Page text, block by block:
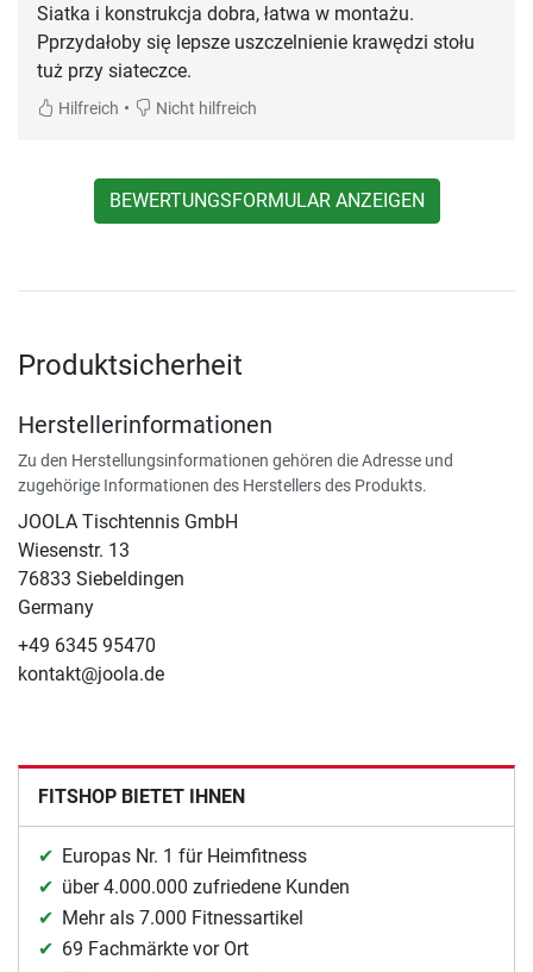
Siatka i konstrukcja dobra, łatwa w montażu.
Pprzydałoby się lepsze uszczelnienie krawędzi stołu
tuż przy siateczce.
Hilfreich • Nicht hilfreich
BEWERTUNGSFORMULAR ANZEIGEN
Produktsicherheit
Herstellerinformationen
Zu den Herstellungsinformationen gehören die Adresse und
zugehörige Informationen des Herstellers des Produkts.
JOOLA Tischtennis GmbH
Wiesenstr. 13
76833 Siebeldingen
Germany
+49 6345 95470
kontakt@joola.de
FITSHOP BIETET IHNEN
Europas Nr. 1 für Heimfitness
über 4.000.000 zufriedene Kunden
Mehr als 7.000 Fitnessartikel
69 Fachmärkte vor Ort